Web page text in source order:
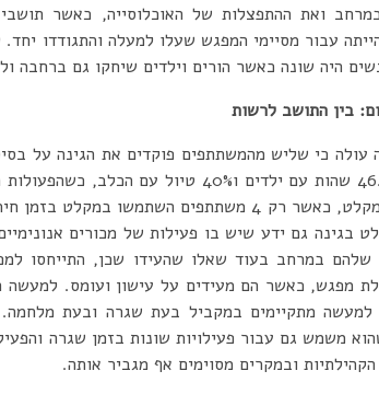
ואת ההתפצלות של האוכלוסייה, כאשר
עבור מסיימי המפגש שעלו למעלה והתגודדו
היה שונה כאשר הורים וילדים שיחקו גם ברחבה
בין התושב לרשות
עולה כי שליש מהמשתתפים פוקדים את הגינה על
תוצאות הסקר הן 46.7% שהות עם ילדים
הסקר לא השתמשו במקלט, כאשר רק 4 משתתפים
בגינה גם ידע שיש בו פעילות של מכורים
במרחב בעוד שאלו שהעידו שכן, התייחסו
מפגש, כאשר הם מעידים על עישון ועומס.
מתקיימים במקביל בעת שגרה ובעת
משמש גם עבור פעילויות שונות בזמן שגרה
ובמקרים מסוימים אף מגביר אותה.